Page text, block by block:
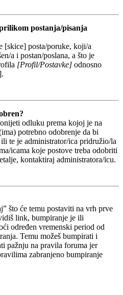
postanja/pisanja
[skice] posta/poruke, koji/a
a i postan/poslana, a što je
[Profil/Postavke] odnosno
odluku prema kojoj je na
potrebno odobrenje da bi
te je administrator/ica pridružio/la
icama koje postove treba odobriti
kontaktiraj administratora/icu.
što će temu postaviti na vrh prve
link, bumpiranje je ili
određen vremenski period od
Temu možeš bumpirati i
pažnju na pravila foruma jer
zabranjeno bumpiranje